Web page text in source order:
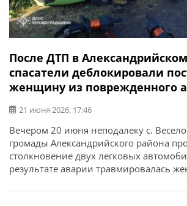
После ДТП в
спасатели деблокировали
женщину из поврежденного
21 июня 2026, 17:46
Вечером 20 июня неподалеку с.
громады Александрийского района
столкновение двух легковых
результате аварии травмировалась
сообщает ГУ ГСЧС в Кировоградской